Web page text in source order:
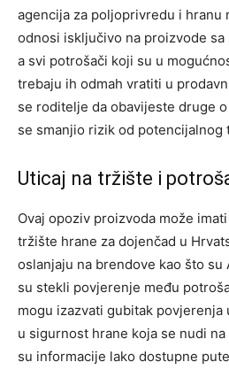
agencija za poljoprivredu i hranu
odnosi isključivo na proizvode sa
a svi potrošači koji su u
trebaju ih odmah vratiti u
se roditelje da obavijeste druge
se smanjio rizik od potencijalnog
Uticaj na tržište i
Ovaj opoziv proizvoda može
tržište hrane za dojenčad u
oslanjaju na brendove kao što su
su stekli povjerenje među
mogu izazvati gubitak povjerenja
u sigurnost hrane koja se nudi
su informacije lako dostupne